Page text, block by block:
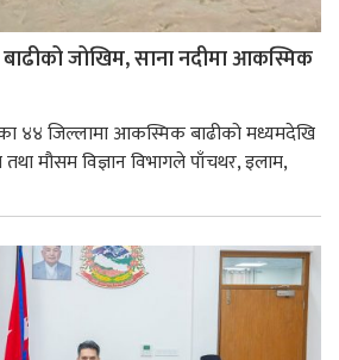
जोखिम, साना नदीमा आकस्मिक
४४ जिल्लामा आकस्मिक बाढीको मध्यमदेखि
मौसम विज्ञान विभागले पाँचथर, इलाम,